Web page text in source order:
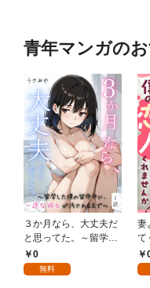
青年マンガの
３か月なら、大丈夫だ
と思ってた。～留学し
た僕の留守中に、一途
な彼女が汚されるまで
0
無料
妻
て
話